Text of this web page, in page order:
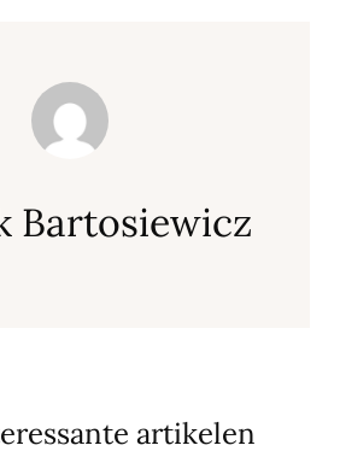
Bartosiewicz
artikelen